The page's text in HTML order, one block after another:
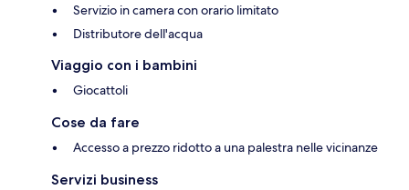
Servizio in camera con orario limitato
Distributore dell'acqua
Viaggio con i bambini
Giocattoli
Cose da fare
Accesso a prezzo ridotto a una palestra nelle vicinanze
Servizi business